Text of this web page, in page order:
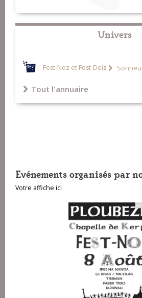
Univers
Fest-Noz et Fest-Deiz
Tout l'annuaire
Evénements organisés par
Votre affiche ici